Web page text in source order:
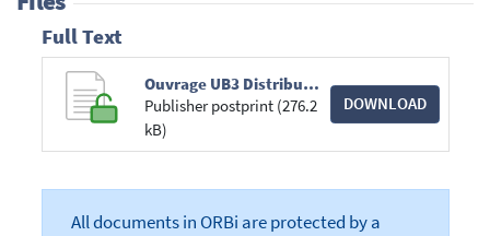
Full Text
Ouvrage UB3 Distribution.pdf
Publisher postprint (276.2
kB)
DOWNLOAD
All documents in ORBi are protected by a